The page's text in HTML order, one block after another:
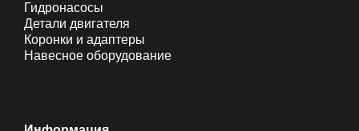
Гидронасосы
Детали двигателя
Коронки и адаптеры
Навесное оборудование